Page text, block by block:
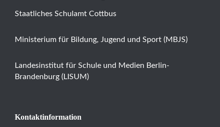
Staatliches Schulamt Cottbus
Ministerium für Bildung, Jugend und Sport (MBJS)
Landesinstitut für Schule und Medien Berlin-
Brandenburg (LISUM)
Kontaktinformation